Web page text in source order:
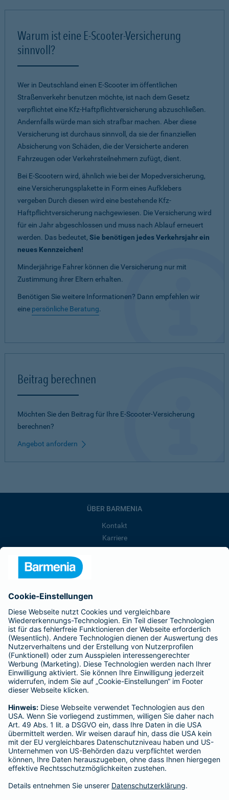
Warum ist eine E-Scooter-Versicherung
sinnvoll?
Wer in Deutschland einen E-Scooter im öffentlichen
Straßenverkehr benutzen möchte, ist nach dem Gesetz
verpflichtet eine Kfz-Haftpflichtversicherung abzuschließen.
Andernfalls würde man sich strafbar machen. Aber diese
Versicherung ist durchaus sinnvoll, da sie der finanziellen
Absicherung von Schäden, die der Versicherte anderen
Fahrzeugen oder Verkehrsteilnehmern zufügt, dient.
Bei E-Scootern wird, ähnlich wie bei der Mopedversicherung,
eine Versicherungsplakette in Form eines Aufklebers
vergeben Durch diesen wird eine bestehende Kfz-
Haftpflichtversicherung nachgewiesen. Die Versicherung wird
für ein Jahr abgeschlossen und muss nach Ablauf erneuert
werden. Das bedeutet, Sie benötigen jedes Verkehrsjahr ein
neues Kennzeichen!
Minderjährige Fahrer können die Versicherung nur mit
Zustimmung ihrer Eltern erhalten.
Benötigen Sie weitere Informationen? Dann empfehlen wir
eine persönliche Beratung.
Beitrag berechnen
Möchten Sie den Beitrag für Ihre E-Scooter-Versicherung
berechnen?
Angebot anfordern
ÜBER BARMENIA
Kontakt
Karriere
Barmenia ist Teil der BarmeniaGothaer
BELIEBTE SEITEN
Kranken-Zusatzversicherung
Tierversicherungen
Haftpflichtversicherung
Hausratversicherung
Adresse ändern
Schaden melden
Kilometerstandsmeldung
Serviceübersicht